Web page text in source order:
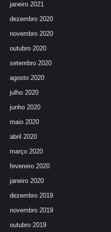
janeiro 2021
dezembro 2020
novembro 2020
outubro 2020
setembro 2020
agosto 2020
julho 2020
junho 2020
maio 2020
abril 2020
março 2020
fevereiro 2020
janeiro 2020
dezembro 2019
novembro 2019
outubro 2019